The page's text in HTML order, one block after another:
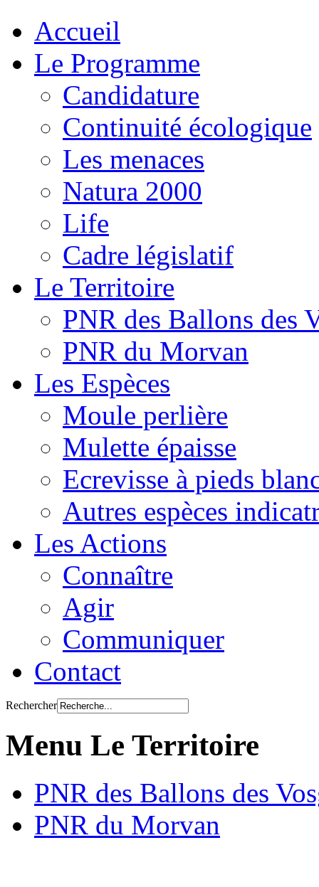
Accueil
Le Programme
Candidature
Continuité écologique
Les menaces
Natura 2000
Life
Cadre législatif
Le Territoire
PNR des Ballons des
PNR du Morvan
Les Espèces
Moule perlière
Mulette épaisse
Ecrevisse à pieds
Autres espèces
Les Actions
Connaître
Agir
Communiquer
Contact
Rechercher
Menu Le Territoire
PNR des Ballons des
PNR du Morvan